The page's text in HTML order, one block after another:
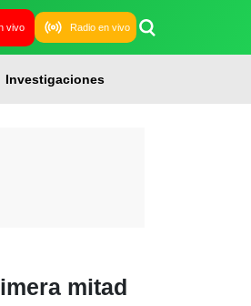
vivo Radio en vivo
Investigaciones
mitad